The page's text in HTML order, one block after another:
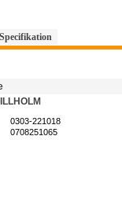
Specifikation
0303-221018
0708251065